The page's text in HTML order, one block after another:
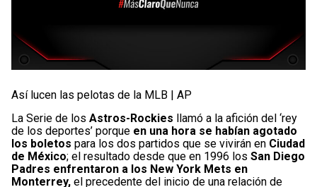
Así lucen las pelotas de la MLB | AP
La Serie de los Astros-Rockies llamó a la afición del ‘rey
de los deportes’ porque en una hora se habían agotado
los boletos para los dos partidos que se vivirán en Ciudad
de México; el resultado desde que en 1996 los San Diego
Padres enfrentaron a los New York Mets en
Monterrey, el precedente del inicio de una relación de